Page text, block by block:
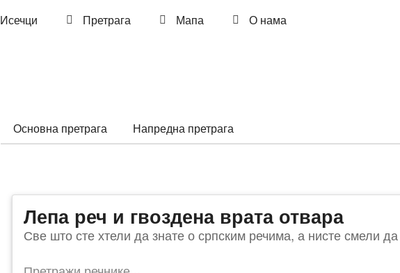
Исечци Претрага Мапа О нама
Основна претрага Напредна претрага
Лепа реч и гвоздена врата отвара
Све што сте хтели да знате о српским речима, а нисте смели